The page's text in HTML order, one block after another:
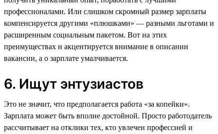
профессионалами. Или слишком скромный размер зарплаты
компенсируется другими «плюшками» — разными льготами и
расширенным социальным пакетом. Вот на этих
преимуществах и акцентируется внимание в описании
вакансии, а о зарплате умалчивается.
6. Ищут энтузиастов
Это не значит, что предполагается работа «за копейки».
Зарплата может быть вполне достойной. Просто работодатель
рассчитывает на отклики тех, кто увлечен профессией и